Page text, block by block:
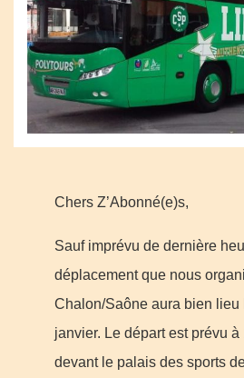
Chers Z’Abonné(e)s,
Sauf imprévu de dernière
déplacement que nous
Chalon/Saône aura bien lieu
janvier. Le départ est prévu à
devant le palais des sports